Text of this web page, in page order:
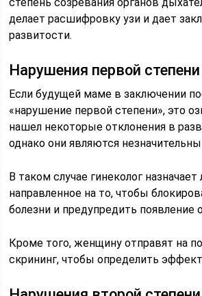
делает расшифровку узи и дает
развитости.
Нарушения первой степени
Если будущей маме в заключении
«нарушение первой степени», это
нашел некоторые отклонения в
однако они являются
В таком случае гинеколог назначает
направленное на то, чтобы
болезни и предупредить появление
Кроме того, женщину отправят на
скрининг, чтобы определить